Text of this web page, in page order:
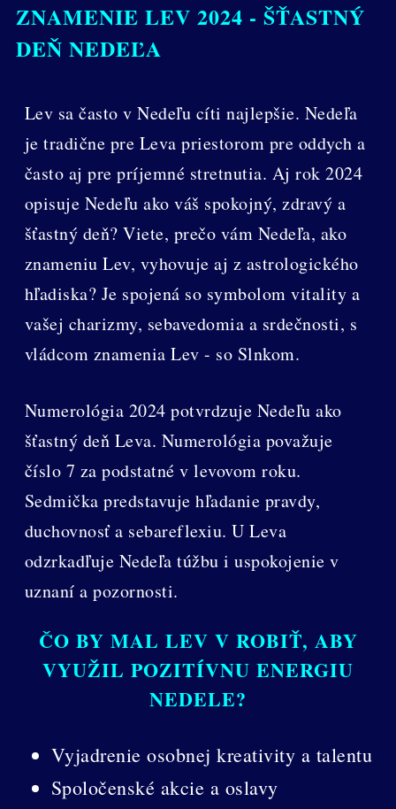
ZNAMENIE LEV 2024 - ŠŤASTNÝ
DEŇ NEDEĽA
Lev sa často v Nedeľu cíti najlepšie. Nedeľa
je tradične pre Leva priestorom pre oddych a
často aj pre príjemné stretnutia. Aj rok 2024
opisuje Nedeľu ako váš spokojný, zdravý a
šťastný deň? Viete, prečo vám Nedeľa, ako
znameniu Lev, vyhovuje aj z astrologického
hľadiska? Je spojená so symbolom vitality a
vašej charizmy, sebavedomia a srdečnosti, s
vládcom znamenia Lev - so Slnkom.
Numerológia 2024 potvrdzuje Nedeľu ako
šťastný deň Leva. Numerológia považuje
číslo 7 za podstatné v levovom roku.
Sedmička predstavuje hľadanie pravdy,
duchovnosť a sebareflexiu. U Leva
odzrkadľuje Nedeľa túžbu i uspokojenie v
uznaní a pozornosti.
ČO BY MAL LEV V ROBIŤ, ABY
VYUŽIL POZITÍVNU ENERGIU
NEDELE?
Vyjadrenie osobnej kreativity a talentu
Spoločenské akcie a oslavy